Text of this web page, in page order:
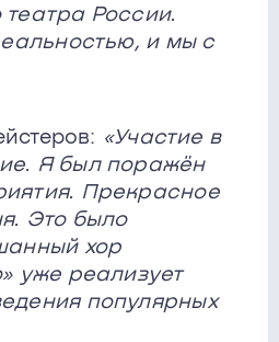
России.
и мы с
«Участие в
Я был поражён
Прекрасное
Это было
хор
уже реализует
популярных